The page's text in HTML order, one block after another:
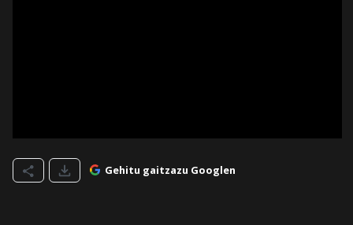
Gehitu gaitzazu Googlen